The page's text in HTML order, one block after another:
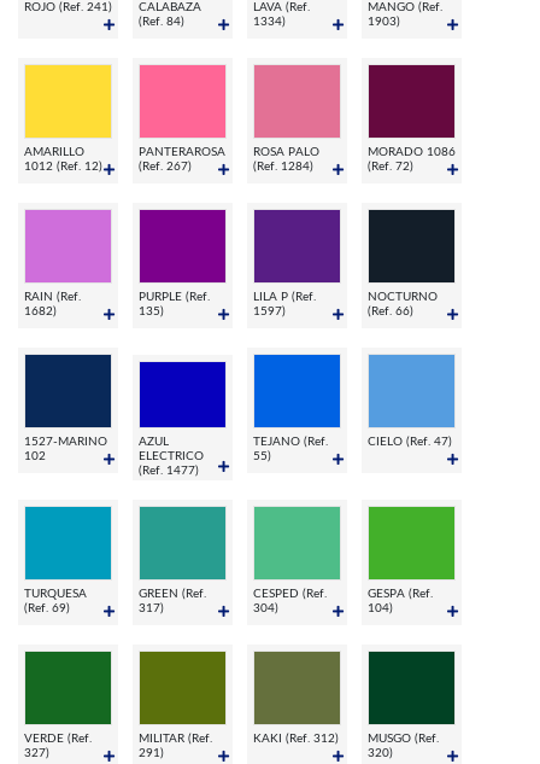
ROJO (Ref. 241)
CALABAZA
(Ref. 84)
LAVA (Ref.
1334)
MANGO (Ref.
1903)
AMARILLO
1012 (Ref. 12)
PANTERAROSA
(Ref. 267)
ROSA PALO
(Ref. 1284)
MORADO 1086
(Ref. 72)
RAIN (Ref.
1682)
PURPLE (Ref.
135)
LILA P (Ref.
1597)
NOCTURNO
(Ref. 66)
1527-MARINO
102
AZUL
ELECTRICO
(Ref. 1477)
TEJANO (Ref.
55)
CIELO (Ref. 47)
TURQUESA
(Ref. 69)
GREEN (Ref.
317)
CESPED (Ref.
304)
GESPA (Ref.
104)
VERDE (Ref.
327)
MILITAR (Ref.
291)
KAKI (Ref. 312)
MUSGO (Ref.
320)